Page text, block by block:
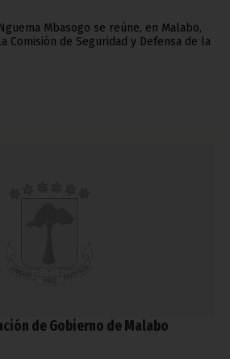
Mbasogo se reúne, en Malabo,
Comisión de Seguridad y Defensa de la
de Gobierno de Malabo